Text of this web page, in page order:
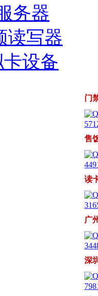
务器
读写器
设备
门
售
读
广
深